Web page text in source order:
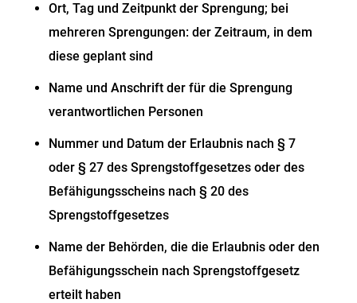
Ort, Tag und Zeitpunkt der Sprengung; bei
mehreren Sprengungen: der Zeitraum, in dem
diese geplant sind
Name und Anschrift der für die Sprengung
verantwortlichen Personen
Nummer und Datum der Erlaubnis nach § 7
oder § 27 des Sprengstoffgesetzes oder des
Befähigungsscheins nach § 20 des
Sprengstoffgesetzes
Name der Behörden, die die Erlaubnis oder den
Befähigungsschein nach Sprengstoffgesetz
erteilt haben